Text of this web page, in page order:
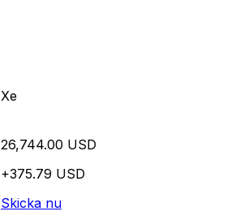
Xe
26,744.00 USD
+375.79 USD
Skicka nu